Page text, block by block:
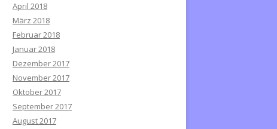
April 2018
März 2018
Februar 2018
Januar 2018
Dezember 2017
November 2017
Oktober 2017
September 2017
August 2017